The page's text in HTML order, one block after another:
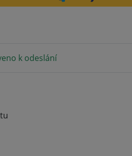
k odeslání